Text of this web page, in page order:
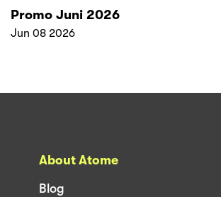
Promo Juni 2026
Jun 08 2026
About Atome
Blog